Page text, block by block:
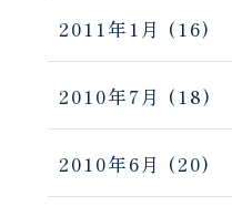
2011年1月 (16)
2010年7月 (18)
2010年6月 (20)